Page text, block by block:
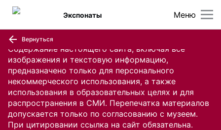
Содержание настоящего сайта, включая все
изображения и текстовую информацию,
предназначено только для персонального
некоммерческого использования, а также
использования в образовательных целях и для
распространения в СМИ. Перепечатка материалов
допускается только по согласованию с музеем.
При цитировании ссылка на сайт обязательна.
Меню
Экспонаты
Вернуться